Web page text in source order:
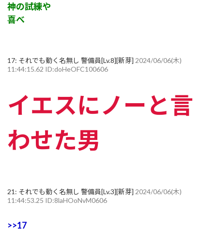
神の試練や
喜べ
17: それでも動く名無し 警備員[Lv.8][新芽] 2024/06/06(木)
11:44:15.62 ID:doHeOFC100606
イエスにノーと言
わせた男
21: それでも動く名無し 警備員[Lv.3][新芽] 2024/06/06(木)
11:44:53.25 ID:8laHOoNvM0606
>>17